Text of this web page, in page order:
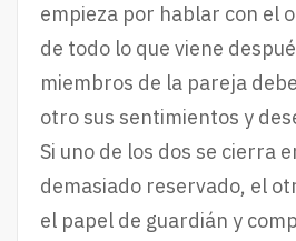
empieza por hablar con el
de todo lo que viene
miembros de la pareja
otro sus sentimientos y
Si uno de los dos se cierra
demasiado reservado, el
el papel de guardián y